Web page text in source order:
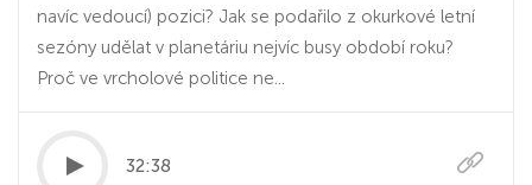
navíc vedoucí) pozici? Jak se podařilo z okurkové letní
sezóny udělat v planetáriu nejvíc busy období roku?
Proč ve vrcholové politice ne...
32:38